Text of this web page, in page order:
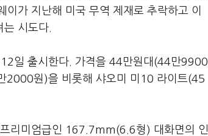
가 지난해 미국 무역 제재로 추락하고 이
시도다.
일 출시한다. 가격을 44만원대(44만9900
2000원)을 비롯해 샤오미 미10 라이트(45
리미엄급인 167.7mm(6.6형) 대화면의 인